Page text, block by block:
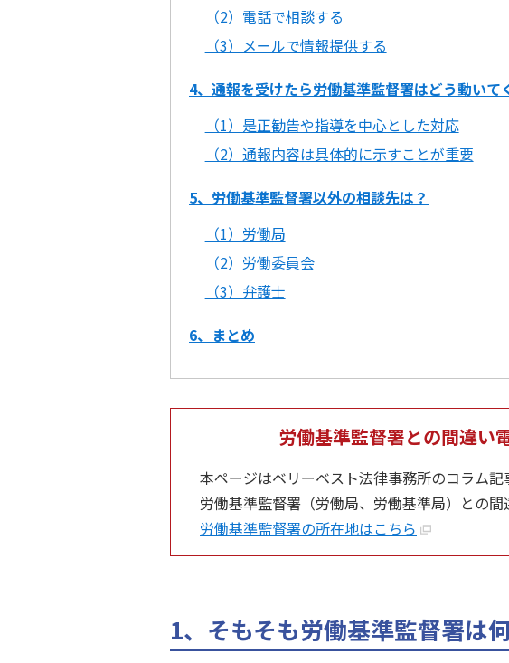
（2）電話で相談する
（3）メールで情報提供する
4、通報を受けたら労働基準監督署はどう動いて
（1）是正勧告や指導を中心とした対応
（2）通報内容は具体的に示すことが重要
5、労働基準監督署以外の相談先は？
（1）労働局
（2）労働委員会
（3）弁護士
6、まとめ
労働基準監督署との間違い
本ページはベリーベスト法律事務所のコラム記
労働基準監督署（労働局、労働基準局）との間
労働基準監督署の所在地はこちら
1、そもそも労働基準監督署は